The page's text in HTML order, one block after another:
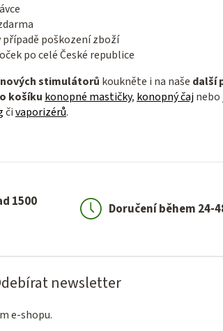
poškození zboží
po celé České republice
stimulátorů koukněte i na naše další
košíku konopné mastičky, konopný čajnebo
čivaporizérů.
1500
Doručení během 24-
newsletter
e-shopu.